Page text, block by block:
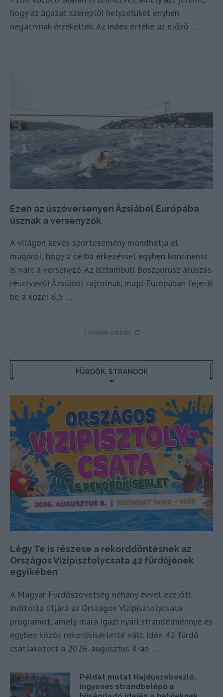
hogy az ágazat szereplői helyzetüket enyhén
negatívnak érzékelték. Az index értéke az előző …
Ezen az úszóversenyen Ázsiából Európába
úsznak a versenyzők
A világon kevés sportesemény mondhatja el
magáról, hogy a célba érkezéssel egyben kontinenst
is vált a versenyző. Az isztambuli Boszporusz-átúszás
résztvevői Ázsiából rajtolnak, majd Európában fejezik
be a közel 6,5 …
TOVÁBBI CIKKEK
FÜRDŐK, STRANDOK
Légy Te is részese a rekorddöntésnek az
Országos Vízipisztolycsata 42 fürdőjének
egyikében
A Magyar Fürdőszövetség néhány évvel ezelőtt
indította útjára az Országos Vízipisztolycsata
programot, amely mára igazi nyári strandélménnyé és
egyben közös rekordkísérletté vált. Idén 42 fürdő
csatlakozott a 2026. augusztus 8-án …
Példát mutat Hajdúszoboszló,
ingyenes strandbelépő a